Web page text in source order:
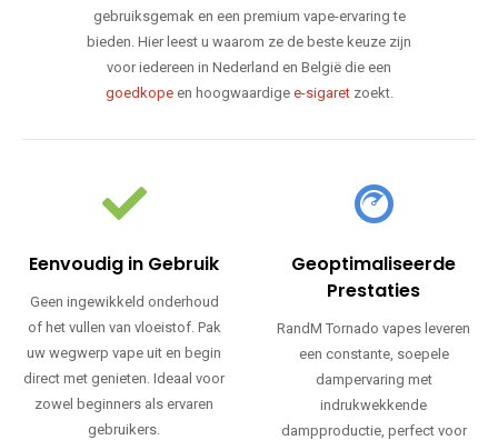
gebruiksgemak en een premium vape-ervaring te
bieden. Hier leest u waarom ze de beste keuze zijn
voor iedereen in Nederland en België die een
goedkopeen hoogwaardige e-sigaretzoekt.
Eenvoudig in Gebruik
Geen ingewikkeld onderhoud
of het vullen van vloeistof. Pak
uw wegwerp vape uit en begin
direct met genieten. Ideaal voor
zowel beginners als ervaren
gebruikers.
Geoptimaliseerde
Prestaties
RandM Tornado vapes leveren
een constante, soepele
dampervaring met
indrukwekkende
dampproductie, perfect voor